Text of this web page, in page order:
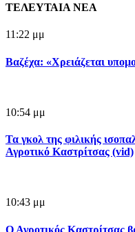
ΤΕΛΕΥΤΑΙΑ ΝΕΑ
11:22 μμ
Βαζέχα: «Χρειάζεται
10:54 μμ
Τα γκολ της φιλικής
Αγροτικό Καστρίτσας (vid)
10:43 μμ
Ο Αγροτικός Καστρίτσας